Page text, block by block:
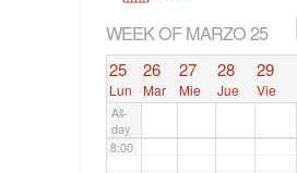
WEEK OF MARZO 25
25
Lun
26
Mar
27
Mie
28
Jue
29
Vie
All-
day
7:00
8:00